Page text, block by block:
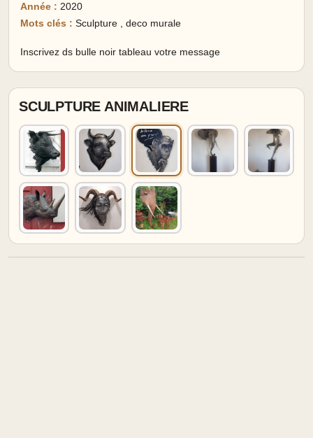
Année : 2020
Mots clés : Sculpture deco murale
Inscrivez ds bulle noir tableau votre message
SCULPTURE ANIMALIERE